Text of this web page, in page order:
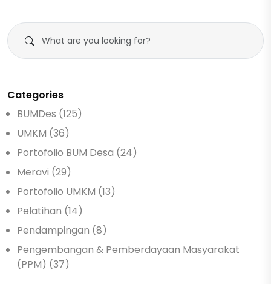
Categories
BUMDes (125)
UMKM (36)
Portofolio BUM Desa (24)
Meravi (29)
Portofolio UMKM (13)
Pelatihan (14)
Pendampingan (8)
Pengembangan & Pemberdayaan Masyarakat
(PPM) (37)